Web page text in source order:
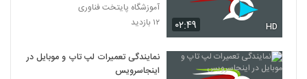
۰۲:۴۹ HD
آموزشگاه پایتخت فناوری
۱۲ بازدید
نمایندگی تعمیرات لپ تاپ و موبایل در
اینجاسرویس